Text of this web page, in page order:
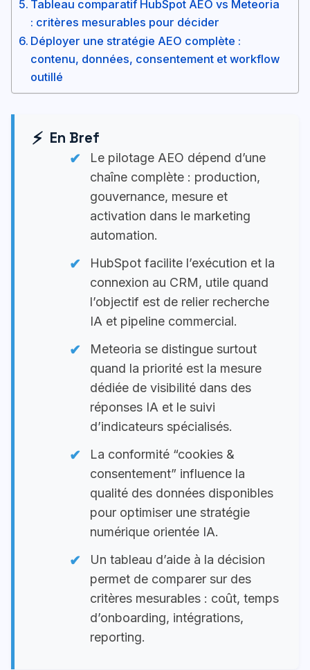
Tableau comparatif HubSpot AEO vs Meteoria
: critères mesurables pour décider
Déployer une stratégie AEO complète :
contenu, données, consentement et workflow
outillé
En Bref
Le pilotage AEO dépend d’une
chaîne complète : production,
gouvernance, mesure et
activation dans le marketing
automation.
HubSpot facilite l’exécution et la
connexion au CRM, utile quand
l’objectif est de relier recherche
IA et pipeline commercial.
Meteoria se distingue surtout
quand la priorité est la mesure
dédiée de visibilité dans des
réponses IA et le suivi
d’indicateurs spécialisés.
La conformité “cookies &
consentement” influence la
qualité des données disponibles
pour optimiser une stratégie
numérique orientée IA.
Un tableau d’aide à la décision
permet de comparer sur des
critères mesurables : coût, temps
d’onboarding, intégrations,
reporting.